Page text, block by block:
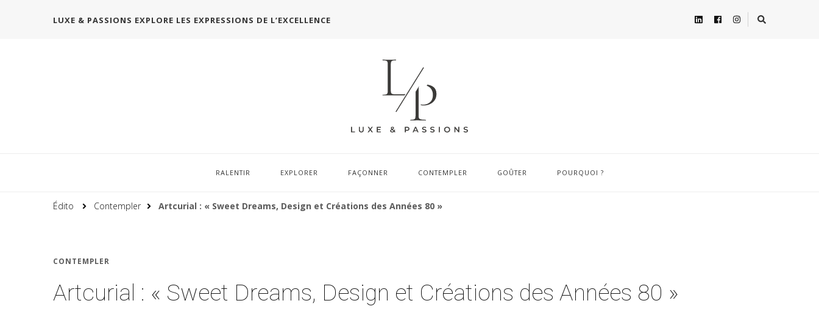
LUXE & PASSIONS EXPLORE LES EXPRESSIONS DE L’EXCELLENCE
RALENTIR EXPLORER FAÇONNER CONTEMPLER GOÛTER POURQUOI ?
Édito Contempler Artcurial : « Sweet Dreams, Design et Créations des Années 80 »
CONTEMPLER
Artcurial : « Sweet Dreams, Design et Créations des Années 80 »